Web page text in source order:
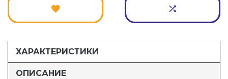
ХАРАКТЕРИСТИКИ
ОПИСАНИЕ